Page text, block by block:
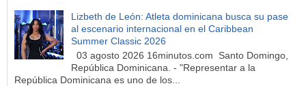
Lizbeth de León: Atleta dominicana busca su pase
al escenario internacional en el Caribbean
Summer Classic 2026
03 agosto 2026 16minutos.com Santo Domingo,
República Dominicana. - "Representar a la
República Dominicana es uno de los...